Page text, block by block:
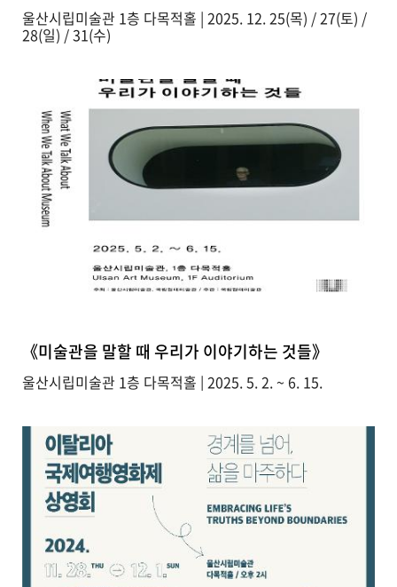
울산시립미술관 1층 다목적홀 | 2025. 12. 25(목) / 27(토) /
28(일) / 31(수)
《미술관을 말할 때 우리가 이야기하는 것들》
울산시립미술관 1층 다목적홀 | 2025. 5. 2. ~ 6. 15.